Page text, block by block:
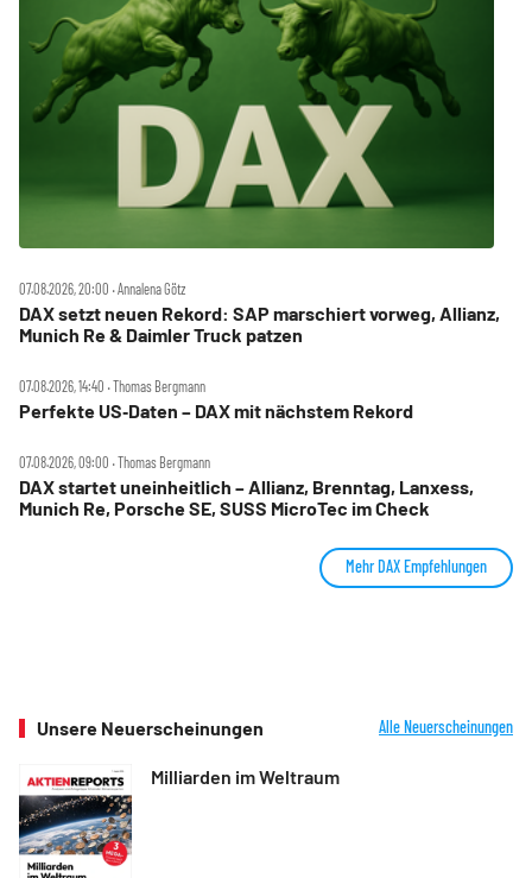
07.08.2026, 20:00 ‧ Annalena Götz
DAX setzt neuen Rekord: SAP marschiert vorweg, Allianz,
Munich Re & Daimler Truck patzen
07.08.2026, 14:40 ‧ Thomas Bergmann
Perfekte US‑Daten – DAX mit nächstem Rekord
07.08.2026, 09:00 ‧ Thomas Bergmann
DAX startet uneinheitlich – Allianz, Brenntag, Lanxess,
Munich Re, Porsche SE, SUSS MicroTec im Check
Mehr DAX Empfehlungen
Unsere Neuerscheinungen Alle Neuerscheinungen
Milliarden im Weltraum